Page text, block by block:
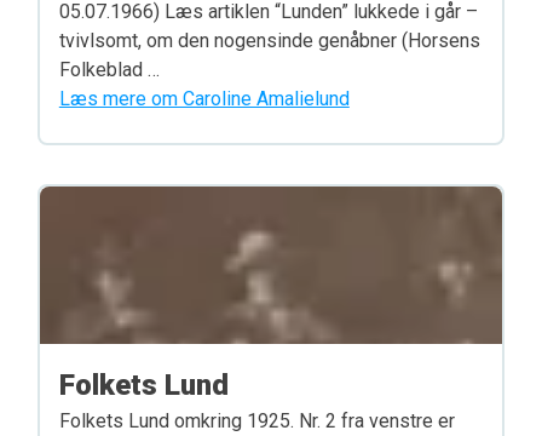
05.07.1966) Læs artiklen “Lunden” lukkede i går –
tvivlsomt, om den nogensinde genåbner (Horsens
Folkeblad …
Læs mere om Caroline Amalielund
Folkets Lund
Folkets Lund omkring 1925. Nr. 2 fra venstre er